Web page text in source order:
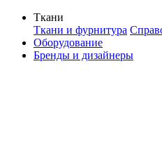
Ткани
Ткани и фурнитура
Оборудование
Бренды и дизайнеры